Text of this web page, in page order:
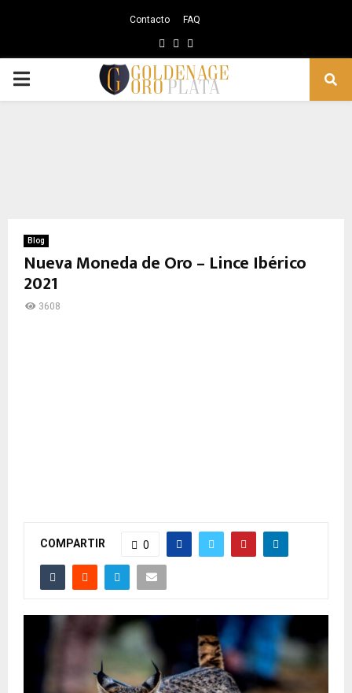
Contacto FAQ
Facebook
Instagram
PRIMARY
Blog
Nueva Moneda de Oro – Lince Ibérico
2021
3608
COMPARTIR 0